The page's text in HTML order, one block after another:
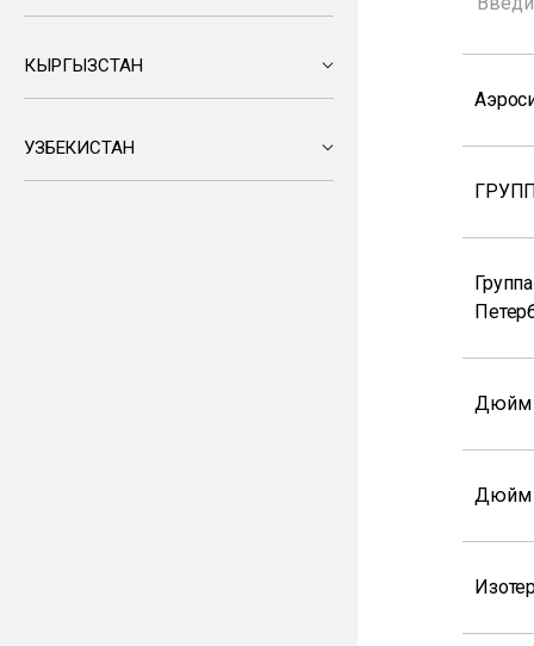
КЫРГЫЗСТАН
УЗБЕКИСТАН
Дюйм
Дюйм